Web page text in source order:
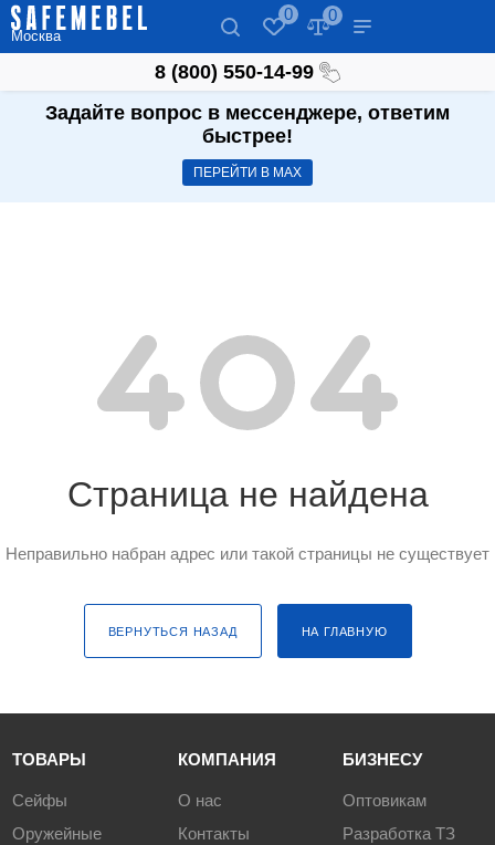
Москва
0 0
8 (800) 550-14-99
Задайте вопрос в мессенджере, ответим
быстрее!
ПЕРЕЙТИ В МАХ
Страница не найдена
Неправильно набран адрес или такой страницы не существует
ВЕРНУТЬСЯ НАЗАД НА ГЛАВНУЮ
ТОВАРЫ
Сейфы
Оружейные
КОМПАНИЯ
О нас
Контакты
БИЗНЕСУ
Оптовикам
Разработка ТЗ